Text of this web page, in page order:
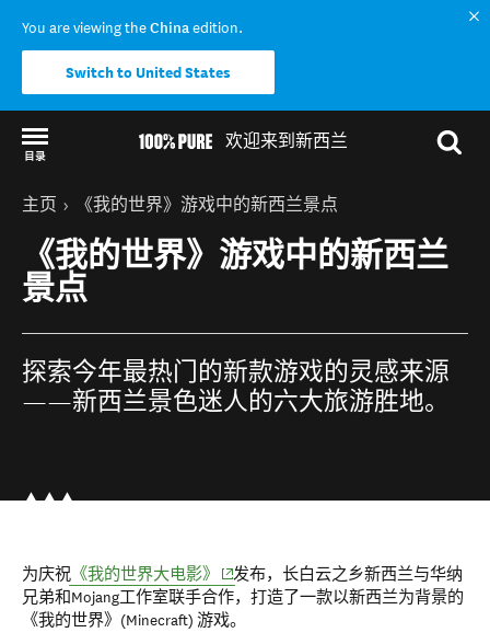
You are viewing theChinaedition.
Switch to United States
欢迎来到新西兰
目录
Back to my results
你的位置
主页 《我的世界》游戏中的新西兰景点
《我的世界》游戏中的新西兰
景点
探索今年最热门的新款游戏的灵感来源
——新西兰景色迷人的六大旅游胜地。
为庆祝 《我的世界大电影》 (opens in new window)
发布，长白云之乡新西兰与华纳
兄弟和Mojang工作室联手合作，打造了一款以新西兰为背景的
《我的世界》(Minecraft) 游戏。